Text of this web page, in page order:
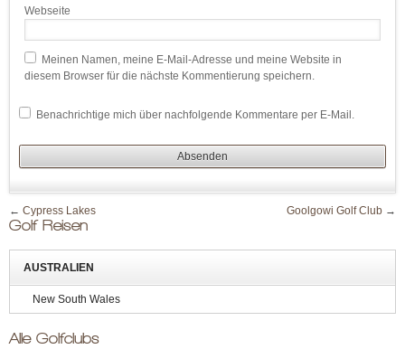
Webseite
Meinen Namen, meine E-Mail-Adresse und meine Website in
diesem Browser für die nächste Kommentierung speichern.
Benachrichtige mich über nachfolgende Kommentare per E-Mail.
← Cypress Lakes Goolgowi Golf Club →
Golf Reisen
AUSTRALIEN
New South Wales
Alle Golfclubs